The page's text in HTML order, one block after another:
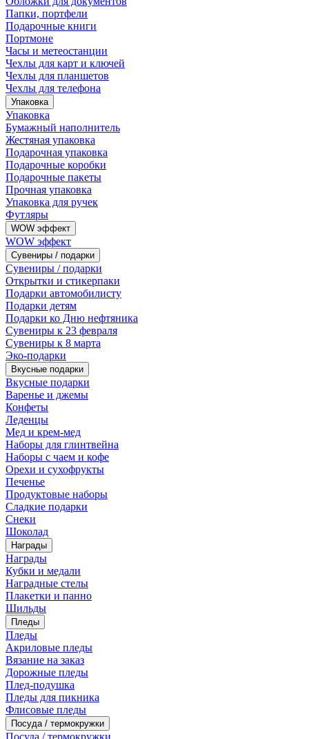
Папки, портфели
Подарочные книги
Портмоне
Часы и метеостанции
Чехлы для карт и ключей
Чехлы для планшетов
Чехлы для телефона
Упаковка
Упаковка
Бумажный наполнитель
Жестяная упаковка
Подарочная упаковка
Подарочные коробки
Подарочные пакеты
Прочная упаковка
Упаковка для ручек
Футляры
WOW эффект
WOW эффект
Сувениры / подарки
Сувениры / подарки
Открытки и стикерпаки
Подарки автомобилисту
Подарки детям
Подарки ко Дню нефтяника
Сувениры к 23 февраля
Сувениры к 8 марта
Эко-подарки
Вкусные подарки
Вкусные подарки
Варенье и джемы
Конфеты
Леденцы
Мед и крем-мед
Наборы для глинтвейна
Наборы с чаем и кофе
Орехи и сухофрукты
Печенье
Продуктовые наборы
Сладкие подарки
Снеки
Шоколад
Награды
Награды
Кубки и медали
Наградные стелы
Плакетки и панно
Шильды
Пледы
Пледы
Акриловые пледы
Вязание на заказ
Дорожные пледы
Плед-подушка
Пледы для пикника
Флисовые пледы
Посуда / термокружки
Посуда / термокружки